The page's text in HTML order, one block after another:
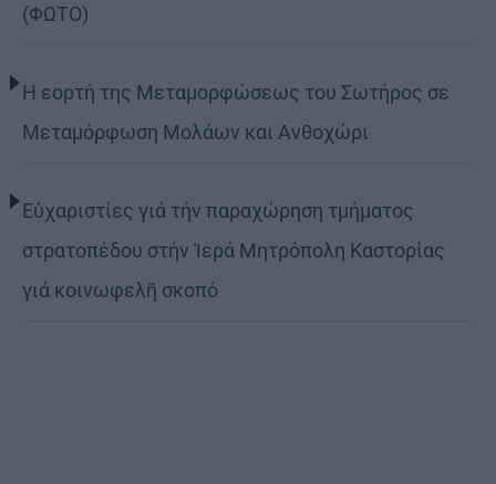
(ΦΩΤΟ)
Η εορτή της Μεταμορφώσεως του Σωτήρος σε
Μεταμόρφωση Μολάων και Ανθοχώρι
Εὐχαριστίες γιά τήν παραχώρηση τμήματος
στρατοπέδου στήν Ἱερά Μητρόπολη Καστορίας
γιά κοινωφελῆ σκοπό